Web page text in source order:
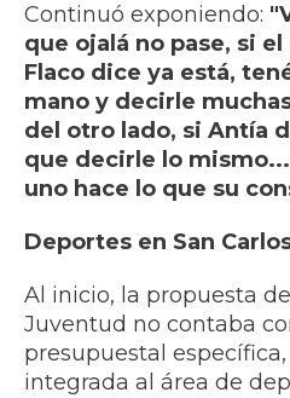
Continuó exponiendo:
que ojalá no pase, si
Flaco dice ya está,
mano y decirle
del otro lado, si Antía
que decirle lo
uno hace lo que su
Deportes en San
Al inicio, la propuesta
Juventud no contaba
presupuestal
integrada al área de